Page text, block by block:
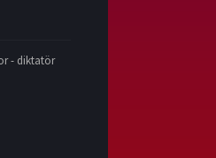
- diktatör